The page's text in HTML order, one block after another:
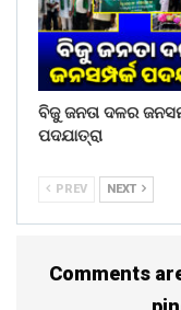
ବିଜୁ ଜନତା ଦଳର
ପଦଯାତ୍ରା
PREV NEXT
Comments